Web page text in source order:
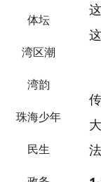
体坛
湾区潮
湾韵
珠海少年
民生